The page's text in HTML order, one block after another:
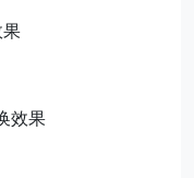
效果